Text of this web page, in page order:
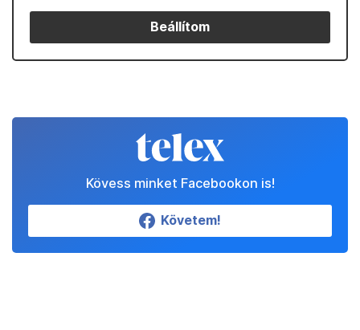
Beállítom
Kövess minket Facebookon is!
Követem!